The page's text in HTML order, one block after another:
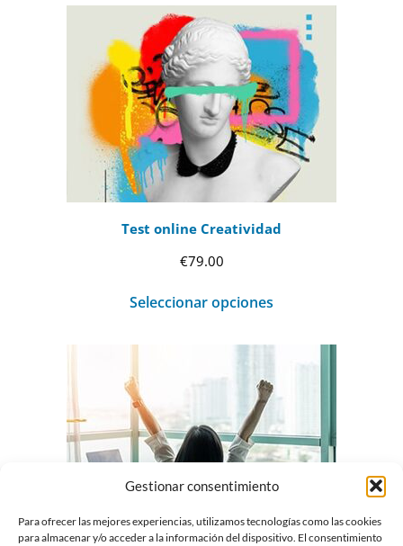
Gestionar consentimiento
Para ofrecer las mejores experiencias, utilizamos tecnologías como las cookies
para almacenar y/o acceder a la información del dispositivo. El consentimiento
€69.00
hasta
€99.00
Test online Creatividad
€79.00
Seleccionar opciones